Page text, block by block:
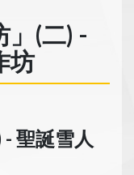
」(二) -
坊
- 聖誕雪人